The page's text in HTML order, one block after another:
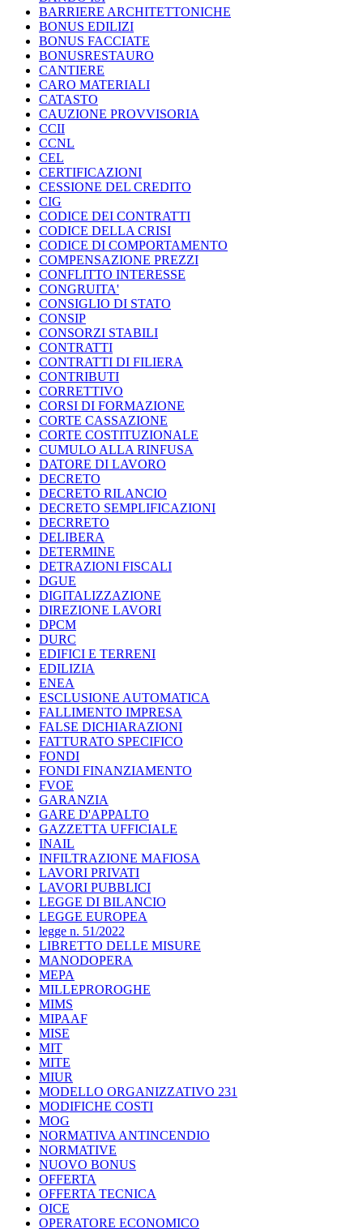
BARRIERE ARCHITETTONICHE
BONUS EDILIZI
BONUS FACCIATE
BONUSRESTAURO
CANTIERE
CARO MATERIALI
CATASTO
CAUZIONE PROVVISORIA
CCII
CCNL
CEL
CERTIFICAZIONI
CESSIONE DEL CREDITO
CIG
CODICE DEI CONTRATTI
CODICE DELLA CRISI
CODICE DI COMPORTAMENTO
COMPENSAZIONE PREZZI
CONFLITTO INTERESSE
CONGRUITA'
CONSIGLIO DI STATO
CONSIP
CONSORZI STABILI
CONTRATTI
CONTRATTI DI FILIERA
CONTRIBUTI
CORRETTIVO
CORSI DI FORMAZIONE
CORTE CASSAZIONE
CORTE COSTITUZIONALE
CUMULO ALLA RINFUSA
DATORE DI LAVORO
DECRETO
DECRETO RILANCIO
DECRETO SEMPLIFICAZIONI
DECRRETO
DELIBERA
DETERMINE
DETRAZIONI FISCALI
DGUE
DIGITALIZZAZIONE
DIREZIONE LAVORI
DPCM
DURC
EDIFICI E TERRENI
EDILIZIA
ENEA
ESCLUSIONE AUTOMATICA
FALLIMENTO IMPRESA
FALSE DICHIARAZIONI
FATTURATO SPECIFICO
FONDI
FONDI FINANZIAMENTO
FVOE
GARANZIA
GARE D'APPALTO
GAZZETTA UFFICIALE
INAIL
INFILTRAZIONE MAFIOSA
LAVORI PRIVATI
LAVORI PUBBLICI
LEGGE DI BILANCIO
LEGGE EUROPEA
legge n. 51/2022
LIBRETTO DELLE MISURE
MANODOPERA
MEPA
MILLEPROROGHE
MIMS
MIPAAF
MISE
MIT
MITE
MIUR
MODELLO ORGANIZZATIVO 231
MODIFICHE COSTI
MOG
NORMATIVA ANTINCENDIO
NORMATIVE
NUOVO BONUS
OFFERTA
OFFERTA TECNICA
OICE
OPERATORE ECONOMICO